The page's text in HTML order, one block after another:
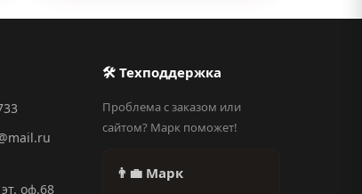
оф.68
🛠 Техподдержка
Проблема с заказом или
сайтом? Марк поможет!
👨‍💼 Марк